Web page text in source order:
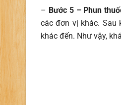
– Bước 5 – Phun
các đơn vị khác. Sau
khác đến. Như vậy,